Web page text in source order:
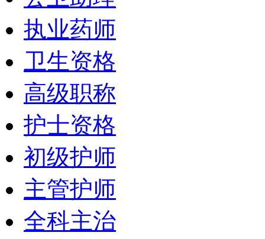
执业药师
卫生资格
高级职称
护士资格
初级护师
主管护师
全科主治